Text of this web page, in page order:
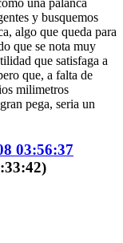
una palanca
y busquemos
algo que queda para
que se nota muy
que satisfaga a
que, a falta de
milimetros
pega, seria un
03:56:37